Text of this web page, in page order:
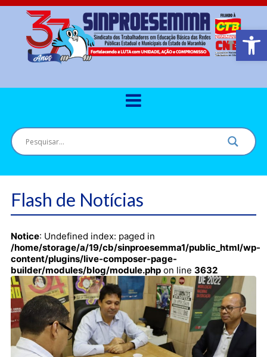
Barra de
Flash de Notícias
Notice: Undefined index: paged in
/home/storage/a/19/cb/sinproesemma1/public_html/wp-
content/plugins/live-composer-page-
builder/modules/blog/module.phpon line 3632